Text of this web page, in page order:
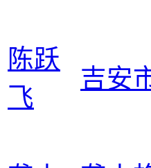
陈跃
飞
吉安